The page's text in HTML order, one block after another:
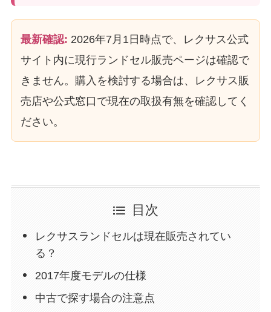
最新確認: 2026年7月1日時点で、レクサス公式
サイト内に現行ランドセル販売ページは確認で
きません。購入を検討する場合は、レクサス販
売店や公式窓口で現在の取扱有無を確認してく
ださい。
目次
レクサスランドセルは現在販売されてい
る？
2017年度モデルの仕様
中古で探す場合の注意点